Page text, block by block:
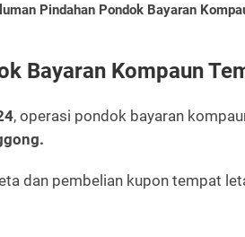
Pindahan Pondok Bayaran
Bayaran Kompaun
, operasi pondok bayaran
dan pembelian kupon tempat